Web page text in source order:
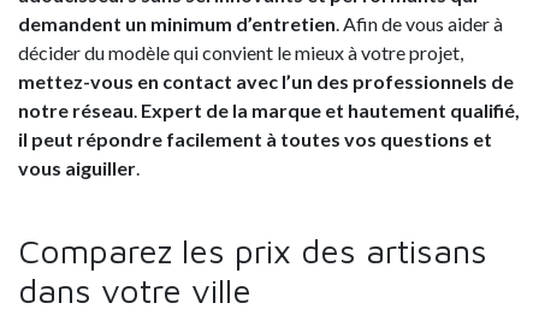
demandent un minimum d’entretien. Afin de vous aider à
décider du modèle qui convient le mieux à votre projet,
mettez-vous en contact avec l’un des professionnels de
notre réseau. Expert de la marque et hautement qualifié,
il peut répondre facilement à toutes vos questions et
vous aiguiller.
Comparez les prix des artisans
dans votre ville